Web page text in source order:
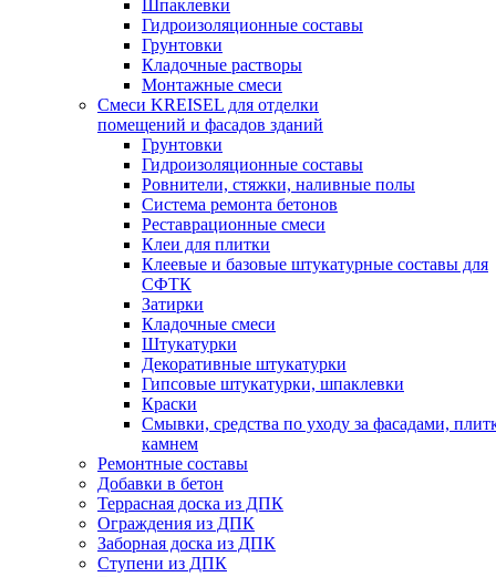
Шпаклевки
Гидроизоляционные составы
Грунтовки
Кладочные растворы
Монтажные смеси
Смеси KREISEL для отделки
помещений и фасадов зданий
Грунтовки
Гидроизоляционные составы
Ровнители, стяжки, наливные полы
Cистема ремонта бетонов
Реставрационные смеси
Клеи для плитки
Клеевые и базовые штукатурные составы для
СФТК
Затирки
Кладочные смеси
Штукатурки
Декоративные штукатурки
Гипсовые штукатурки, шпаклевки
Краски
Смывки, средства по уходу за фасадами,
камнем
Ремонтные составы
Добавки в бетон
Террасная доска из ДПК
Ограждения из ДПК
Заборная доска из ДПК
Ступени из ДПК